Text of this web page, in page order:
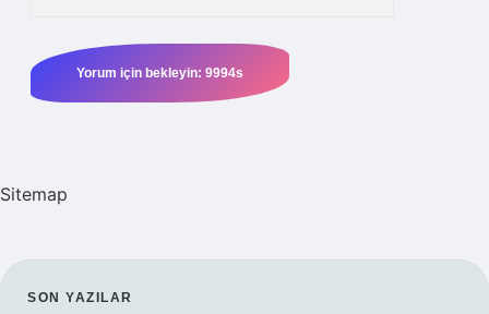
Sitemap
SON YAZILAR